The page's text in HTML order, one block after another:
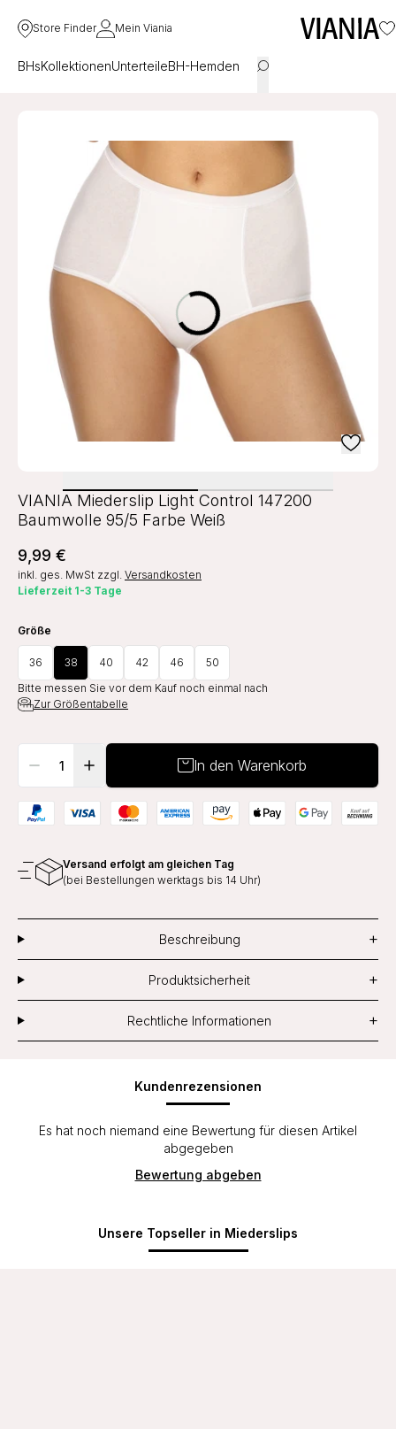
Store Finder Mein Viania
BHsKollektionenUnterteileBH-Hemden
VIANIA Miederslip Light Control 147200
Baumwolle 95/5 Farbe Weiß
9,99 €
inkl. ges. MwSt zzgl. Versandkosten
Lieferzeit 1-3 Tage
Größe
36 38 40 42 46
50
Bitte messen Sie vor dem Kauf noch einmal nach
Zur Größentabelle
In den Warenkorb
Versand erfolgt am gleichen Tag
(bei Bestellungen werktags bis 14 Uhr)
Beschreibung +
Produktsicherheit +
Rechtliche Informationen +
Kundenrezensionen
Es hat noch niemand eine Bewertung für diesen Artikel
abgegeben
Bewertung abgeben
Unsere Topseller in Miederslips